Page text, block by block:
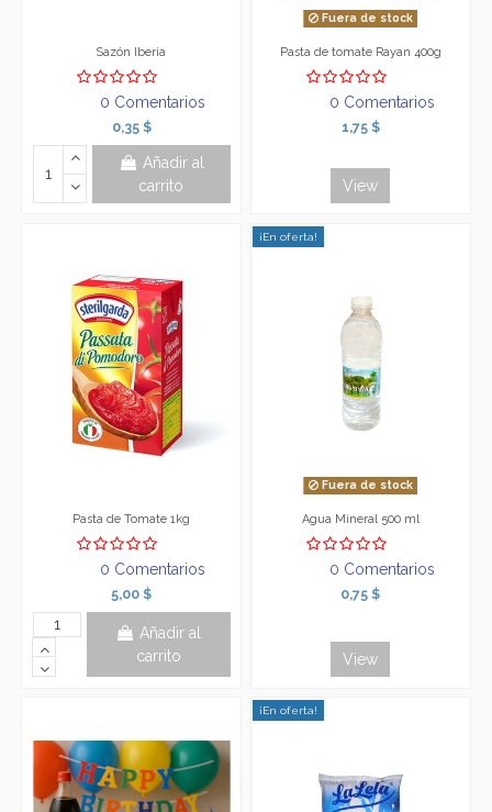
Sazón Iberia
0 Comentarios
0,35 $
Añadir al
carrito
Fuera de stock
Pasta de tomate Rayan 400g
0 Comentarios
1,75 $
View
Pasta de Tomate 1kg
0 Comentarios
5,00 $
Añadir al
carrito
¡En oferta!
Fuera de stock
Agua Mineral 500 ml
0 Comentarios
0,75 $
View
¡En oferta!